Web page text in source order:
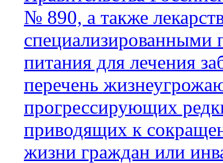
№ 890, а также
специализированными
питания для лечения
перечень
прогрессирующих
приводящих к
жизни граждан или